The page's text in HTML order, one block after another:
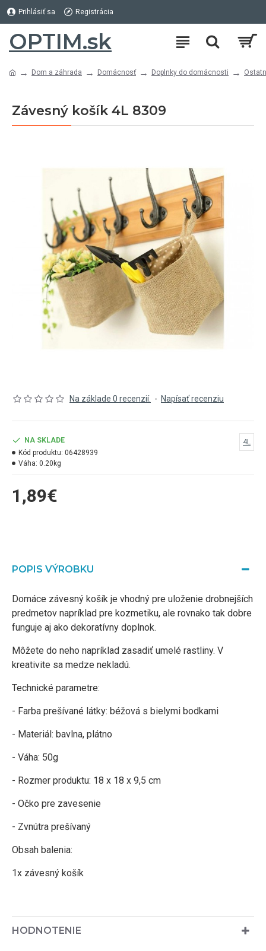
Prihlásiť sa Registrácia
OPTIM.sk
Dom a záhrada Domácnosť Doplnky do domácnosti
Závesný košík 4L 8309
Na základe 0 recenzií. - Napísať recenziu
1,89€
NA SKLADE
Kód produktu: 06428939
Váha: 0.20kg
4L
POPIS VÝROBKU
Domáce závesný košík je vhodný pre uloženie drobnejších
predmetov napríklad pre kozmetiku, ale rovnako tak dobre
funguje aj ako dekoratívny doplnok.
Môžete do neho napríklad zasadiť umelé rastliny. V
kreativite sa medze nekladú.
Technické parametre:
- Farba prešívané látky: béžová s bielymi bodkami
- Materiál: bavlna, plátno
- Váha: 50g
- Rozmer produktu: 18 x 18 x 9,5 cm
- Očko pre zavesenie
- Zvnútra prešívaný
Obsah balenia:
1x závesný košík
HODNOTENIE